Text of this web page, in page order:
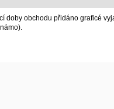
doby obchodu přidáno graficé